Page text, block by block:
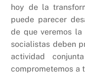
hoy de la
puede parecer
de que veremos la
socialistas deben
actividad
comprometemos a